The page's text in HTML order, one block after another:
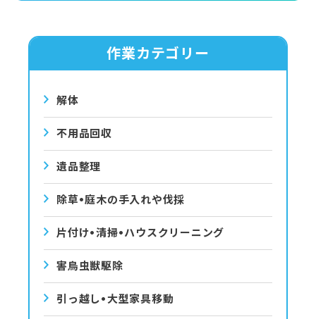
作業カテゴリー
解体
不用品回収
遺品整理
除草•庭⽊の⼿⼊れや伐採
⽚付け•清掃•ハウスクリーニング
害⿃⾍獣駆除
引っ越し•⼤型家具移動